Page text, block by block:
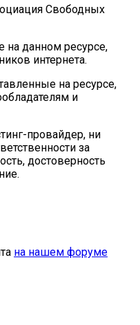
Свободных
на данном ресурсе,
интернета.
на ресурсе,
и
провайдер, ни
за
достоверность
на нашем форуме